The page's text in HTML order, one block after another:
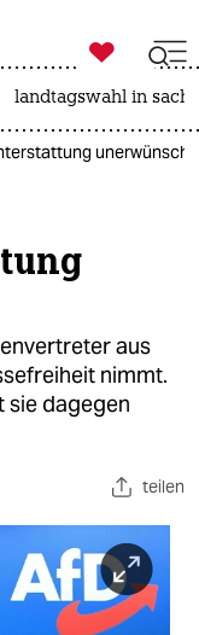

taz zahl ich
landtagswahl in
unerwünscht
aus
nimmt.
sie dagegen
teilen